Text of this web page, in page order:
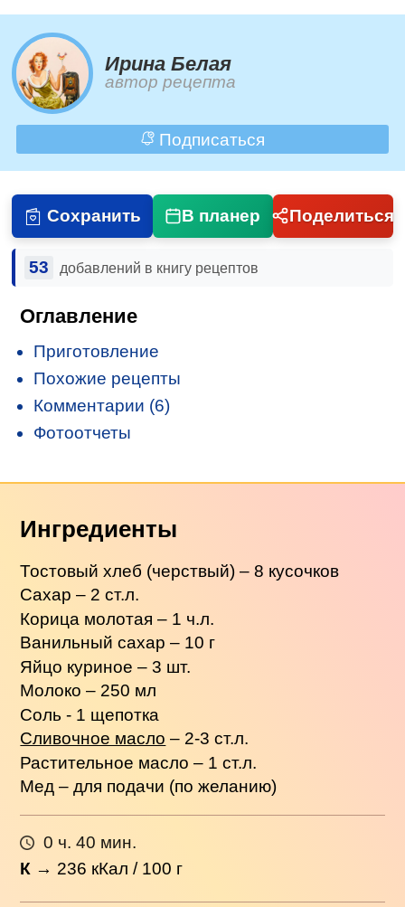
Ирина Белая
автор рецепта
Подписаться
Сохранить В планер Поделиться
53 добавлений в книгу рецептов
Оглавление
Приготовление
Похожие рецепты
Комментарии (6)
Фотоотчеты
Ингредиенты
Тостовый хлеб (черствый) – 8 кусочков
Сахар – 2 ст.л.
Корица молотая – 1 ч.л.
Ванильный сахар – 10 г
Яйцо куриное – 3 шт.
Молоко – 250 мл
Соль - 1 щепотка
Сливочное масло – 2-3 ст.л.
Растительное масло – 1 ст.л.
Мед – для подачи (по желанию)
0 ч. 40 мин.
К → 236 кКал / 100 г